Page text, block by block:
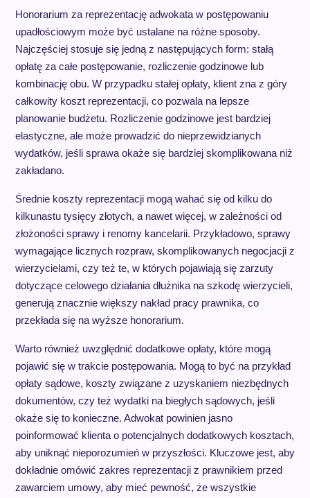
Honorarium za reprezentację adwokata w postępowaniu
upadłościowym może być ustalane na różne sposoby.
Najczęściej stosuje się jedną z następujących form: stałą
opłatę za całe postępowanie, rozliczenie godzinowe lub
kombinację obu. W przypadku stałej opłaty, klient zna z góry
całkowity koszt reprezentacji, co pozwala na lepsze
planowanie budżetu. Rozliczenie godzinowe jest bardziej
elastyczne, ale może prowadzić do nieprzewidzianych
wydatków, jeśli sprawa okaże się bardziej skomplikowana niż
zakładano.
Średnie koszty reprezentacji mogą wahać się od kilku do
kilkunastu tysięcy złotych, a nawet więcej, w zależności od
złożoności sprawy i renomy kancelarii. Przykładowo, sprawy
wymagające licznych rozpraw, skomplikowanych negocjacji z
wierzycielami, czy też te, w których pojawiają się zarzuty
dotyczące celowego działania dłużnika na szkodę wierzycieli,
generują znacznie większy nakład pracy prawnika, co
przekłada się na wyższe honorarium.
Warto również uwzględnić dodatkowe opłaty, które mogą
pojawić się w trakcie postępowania. Mogą to być na przykład
opłaty sądowe, koszty związane z uzyskaniem niezbędnych
dokumentów, czy też wydatki na biegłych sądowych, jeśli
okaże się to konieczne. Adwokat powinien jasno
poinformować klienta o potencjalnych dodatkowych kosztach,
aby uniknąć nieporozumień w przyszłości. Kluczowe jest, aby
dokładnie omówić zakres reprezentacji z prawnikiem przed
zawarciem umowy, aby mieć pewność, że wszystkie